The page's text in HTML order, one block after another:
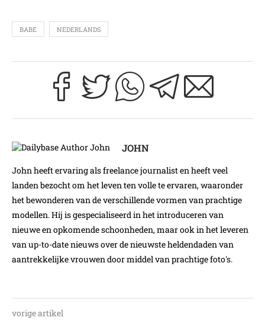
BABE NEDERLANDS
JOHN
John heeft ervaring als freelance journalist en heeft veel
landen bezocht om het leven ten volle te ervaren, waaronder
het bewonderen van de verschillende vormen van prachtige
modellen. Hij is gespecialiseerd in het introduceren van
nieuwe en opkomende schoonheden, maar ook in het leveren
van up-to-date nieuws over de nieuwste heldendaden van
aantrekkelijke vrouwen door middel van prachtige foto's.
vorige artikel